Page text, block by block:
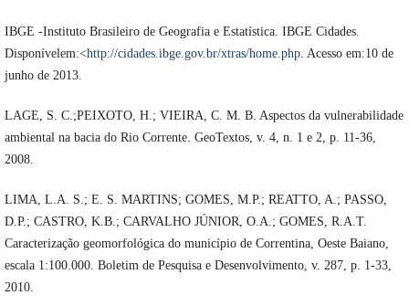
IBGE -Instituto Brasileiro de Geografia e Estatística. IBGE Cidades.
Disponívelem:<http://cidades.ibge.gov.br/xtras/home.php. Acesso em:10 de
junho de 2013.
LAGE, S. C.;PEIXOTO, H.; VIEIRA, C. M. B. Aspectos da vulnerabilidade
ambiental na bacia do Rio Corrente. GeoTextos, v. 4, n. 1 e 2, p. 11-36,
2008.
LIMA, L.A. S.; E. S. MARTINS; GOMES, M.P.; REATTO, A.; PASSO,
D.P.; CASTRO, K.B.; CARVALHO JÚNIOR, O.A.; GOMES, R.A.T.
Caracterização geomorfológica do município de Correntina, Oeste Baiano,
escala 1:100.000. Boletim de Pesquisa e Desenvolvimento, v. 287, p. 1-33,
2010.